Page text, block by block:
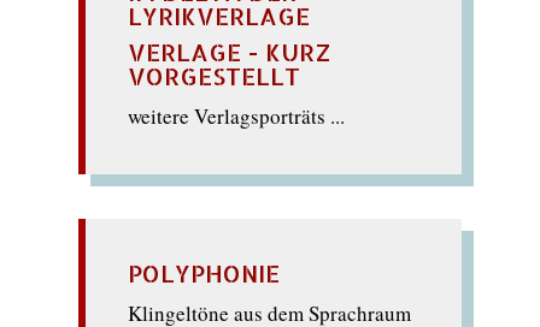
LYRIKVERLAGE
VERLAGE - KURZ
VORGESTELLT
weitere Verlagsporträts ...
POLYPHONIE
Klingeltöne aus dem Sprachraum